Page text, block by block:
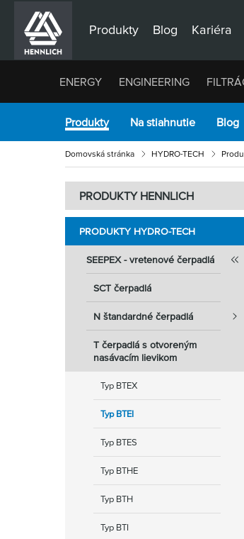
Produkty Blog Kariéra
ENERGY ENGINEERING
Produkty Na stiahnutie Blog
Domovská stránka HYDRO-TECH
PRODUKTY HENNLICH
PRODUKTY HYDRO-TECH
SEEPEX - vretenové čerpadlá
SCT čerpadlá
N štandardné čerpadlá
T čerpadlá s otvoreným
nasávacím lievikom
Typ BTEX
Typ BTEI
Typ BTES
Typ BTHE
Typ BTH
Typ BTI